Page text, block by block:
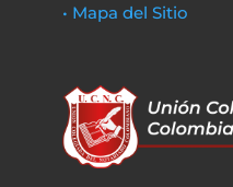
• Mapa del Sitio